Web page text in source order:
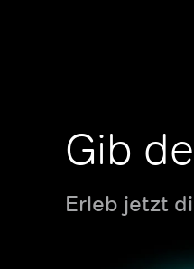
Gib
Erleb jetzt